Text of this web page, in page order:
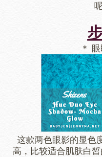
＊
这款两色眼影的显色
高，比较适合肌肤白